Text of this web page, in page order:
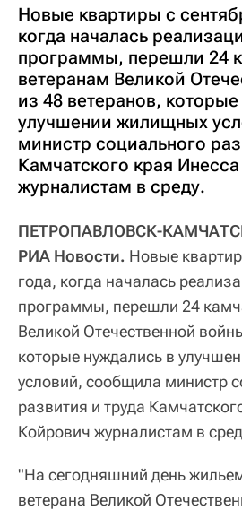
Новые квартиры с
когда началась
программы, перешли 24
ветеранам Великой
из 48 ветеранов,
улучшении жилищных
министр социального
Камчатского края
журналистам в среду.
ПЕТРОПАВЛОВСК-
РИА Новости. Новые
года, когда началась
программы, перешли 24
Великой Отечественной
которые нуждались в
условий, сообщила министр
развития и труда
Койрович журналистам в
"На сегодняшний день
ветерана Великой